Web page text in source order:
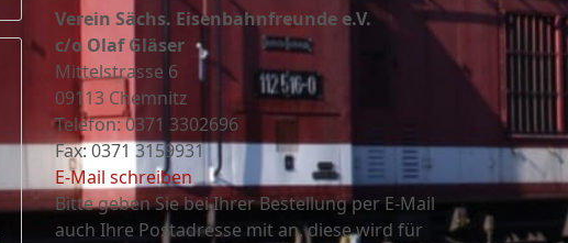
Verein Sächs. Eisenbahnfreunde e.V.
c/o Olaf Gläser
Mittelstrasse 6
09113 Chemnitz
Telefon: 0371 3302696
Fax: 0371 3159931
E-Mail schreiben
Bitte geben Sie bei Ihrer Bestellung per E-Mail
auch Ihre Postadresse mit an, diese wird für